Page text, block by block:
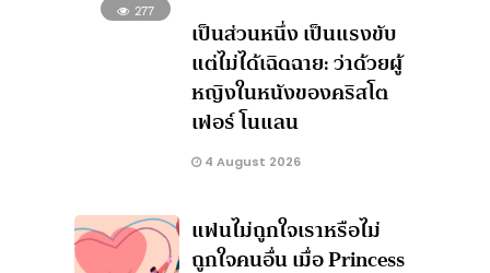
277
เป็นส่วนหนึ่ง เป็นแรงขับ
แต่ไม่ได้เฉิดฉาย: ว่าด้วยผู้
หญิงในหนังของคริสโต
เฟอร์ โนแลน
4 August 2026
แฟนไม่ถูกใจเราหรือไม่
ถูกใจคนอื่น เมื่อ Princess